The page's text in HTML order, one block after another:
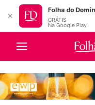
✕
Folha do
GRÁTIS
Na Google Play